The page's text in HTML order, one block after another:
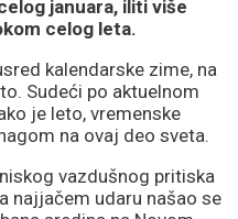
januara, iliti više
celog leta.
kalendarske zime, na
Sudeći po aktuelnom
je leto, vremenske
na ovaj deo sveta.
vazdušnog pritiska
najjačem udaru našao se